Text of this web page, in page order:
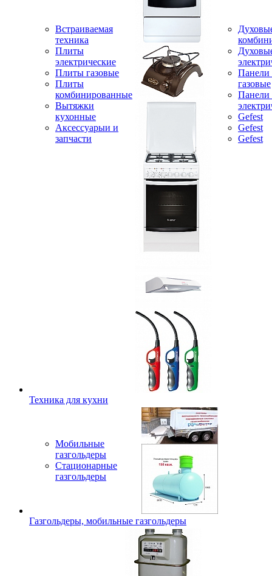
Встраиваемая
техника
Плиты
электрические
Плиты газовые
Плиты
комбинированные
Вытяжки
кухонные
Аксессуарыи и
запчасти
Панели
газовые
Панели
Gefest
Gefest
Gefest
Техника для кухни
Мобильные
газгольдеры
Стационарные
газгольдеры
Газгольдеры, мобильные газгольдеры